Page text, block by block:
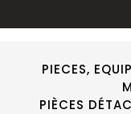
PIECES,
PIÈCES